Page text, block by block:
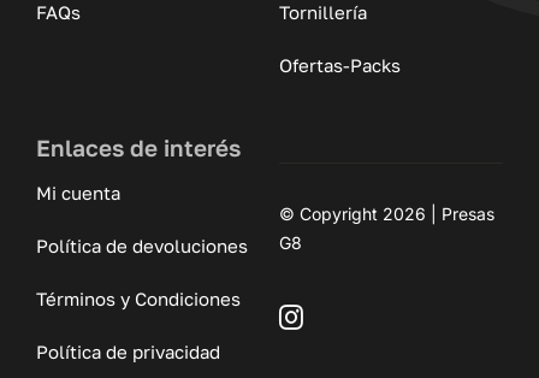
FAQs Tornillería
Ofertas-Packs
Enlaces de interés
Mi cuenta
Política de devoluciones
Términos y Condiciones
Política de privacidad
© Copyright 2026 | Presas
G8